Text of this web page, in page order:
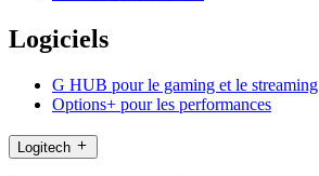
Logiciels
G HUB pour le gaming et le streaming
Options+ pour les performances
Logitech